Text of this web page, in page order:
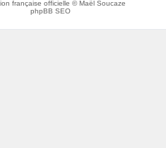
française officielle ©Maël Soucaze
phpBB SEO